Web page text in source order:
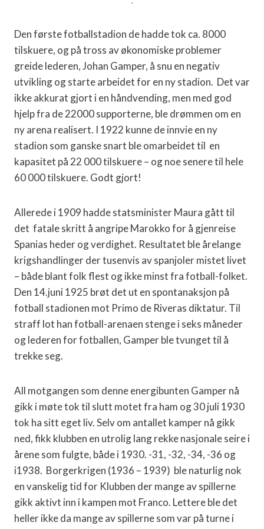
Den første fotballstadion de hadde tok ca. 8000
tilskuere, og på tross av økonomiske problemer
greide lederen, Johan Gamper, å snu en negativ
utvikling og starte arbeidet for en ny stadion. Det var
ikke akkurat gjort i en håndvending, men med god
hjelp fra de 22000 supporterne, ble drømmen om en
ny arena realisert. I 1922 kunne de innvie en ny
stadion som ganske snart ble omarbeidet til en
kapasitet på 22 000 tilskuere – og noe senere til hele
60 000 tilskuere. Godt gjort!
Allerede i 1909 hadde statsminister Maura gått til
det fatale skritt å angripe Marokko for å gjenreise
Spanias heder og verdighet. Resultatet ble årelange
krigshandlinger der tusenvis av spanjoler mistet livet
– både blant folk flest og ikke minst fra fotball-folket.
Den 14.juni 1925 brøt det ut en spontanaksjon på
fotball stadionen mot Primo de Riveras diktatur. Til
straff lot han fotball-arenaen stenge i seks måneder
og lederen for fotballen, Gamper ble tvunget til å
trekke seg.
All motgangen som denne energibunten Gamper nå
gikk i møte tok til slutt motet fra ham og 30 juli 1930
tok ha sitt eget liv. Selv om antallet kamper nå gikk
ned, fikk klubben en utrolig lang rekke nasjonale seire i
årene som fulgte, både i 1930. -31, -32, -34, -36 og
i1938. Borgerkrigen (1936 – 1939) ble naturlig nok
en vanskelig tid for Klubben der mange av spillerne
gikk aktivt inn i kampen mot Franco. Lettere ble det
heller ikke da mange av spillerne som var på turne i